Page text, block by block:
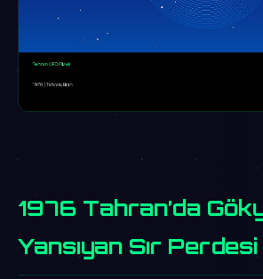
1976 Tahran’da
Yansıyan Sır Perdesi